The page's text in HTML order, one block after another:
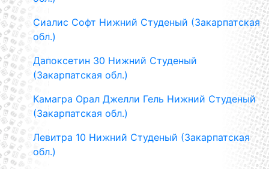
Сиалис Софт Нижний Студеный (Закарпатская
обл.)
Дапоксетин 30 Нижний Студеный
(Закарпатская обл.)
Камагра Орал Джелли Гель Нижний Студеный
(Закарпатская обл.)
Левитра 10 Нижний Студеный (Закарпатская
обл.)